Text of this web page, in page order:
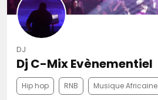
DJ
Dj C-Mix Evènementiel
Hip hop RNB Musique Africaine